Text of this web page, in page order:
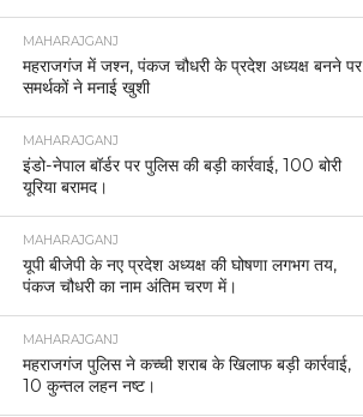
MAHARAJGANJ
महराजगंज में जश्न, पंकज चौधरी के प्रदेश अध्यक्ष बनने पर
समर्थकों ने मनाई खुशी
MAHARAJGANJ
इंडो-नेपाल बॉर्डर पर पुलिस की बड़ी कार्रवाई, 100 बोरी
यूरिया बरामद।
MAHARAJGANJ
यूपी बीजेपी के नए प्रदेश अध्यक्ष की घोषणा लगभग तय,
पंकज चौधरी का नाम अंतिम चरण में।
MAHARAJGANJ
महराजगंज पुलिस ने कच्ची शराब के खिलाफ बड़ी कार्रवाई,
10 कुन्तल लहन नष्ट।